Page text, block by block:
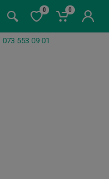
0 0
073 553 09 01